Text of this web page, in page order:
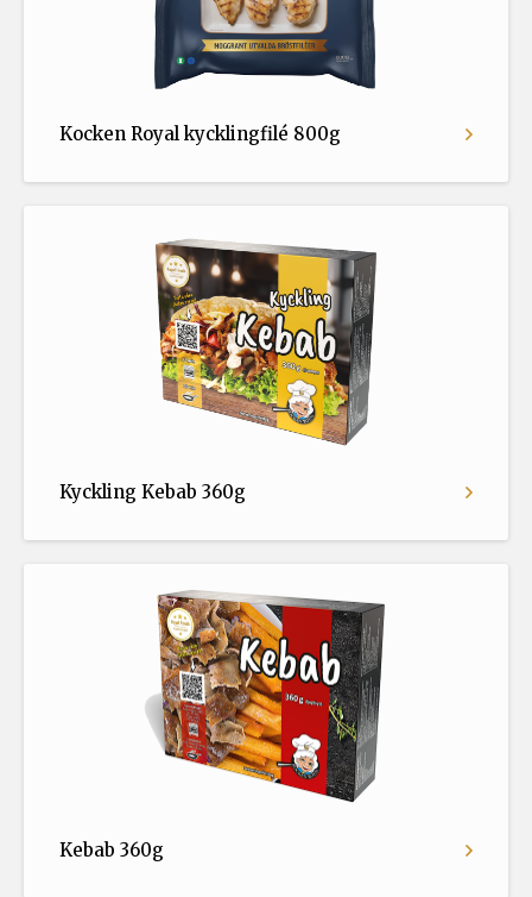
Kocken Royal kycklingfilé 800g
Kyckling Kebab 360g
Kebab 360g